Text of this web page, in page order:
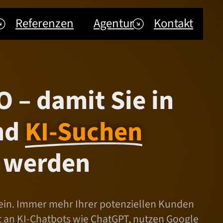
Referenzen Agentur Kontakt
– damit Sie in
KI-Suchen
Immer mehr Ihrer potenziellen Kunden
KI-Chatbots wie ChatGPT, nutzen Google